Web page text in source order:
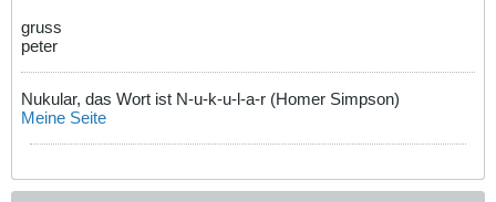
gruss
peter
Nukular, das Wort ist N-u-k-u-l-a-r (Homer Simpson)
Meine Seite